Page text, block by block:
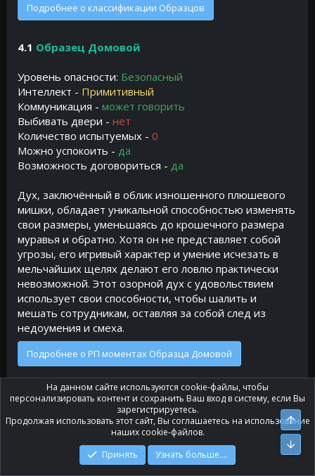
Подробнее о классификации Образцов
4.1 Образец Домовой
Уровень опасности: Безопасный
Интеллект - Примитивный
Коммуникация - может говорить
Выбивать двери - нет
Количество испытуемых - 0
Можно успокоить - да
Возможность договориться - да
Дух, заключённый в облик изношенного плюшевого
мишки, обладает уникальной способностью изменять
свои размеры, уменьшаясь до крошечного размера
муравья и обратно. Хотя он не представляет собой
угрозы, его игривый характер и умение исчезать в
мельчайших щелях делают его ловлю практически
невозможной. Этот озорной дух с удовольствием
использует свои способности, чтобы шалить и
мешать сотрудникам, оставляя за собой след из
недоумения и смеха.
Подробнее о РП моментах Образца Домовой
4.2 Образец До-До
Уровень опасности:Безопасный
Инстинктивный
Коммуникация -нет
На данном сайте используются cookie-файлы, чтобы
персонализировать контент и сохранить Ваш вход в систему, если Вы
зарегистрируетесь.
Продолжая использовать этот сайт, Вы соглашаетесь на использование
наших cookie-файлов.
Принять
Узнать больше....
Верх
Низ